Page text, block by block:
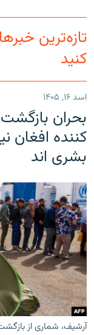
تازه‌ترین
کنید
اسد ۱۶, ۱۴۰۵
کننده افغان
بشری اند
آرشیف، شماری از